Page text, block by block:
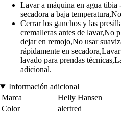
Lavar a máquina en agua tibia
secadora a baja
Cerrar los ganchos y las
cremalleras antes de lavar,No
dejar en remojo,No usar
rápidamente en
lavado para prendas
adicional.
Información adicional
Marca
Helly Hansen
Color
alertred